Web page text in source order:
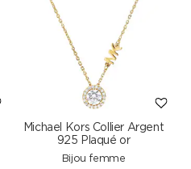
Michael Kors Collier Argent
925 Plaqué or
Bijou femme